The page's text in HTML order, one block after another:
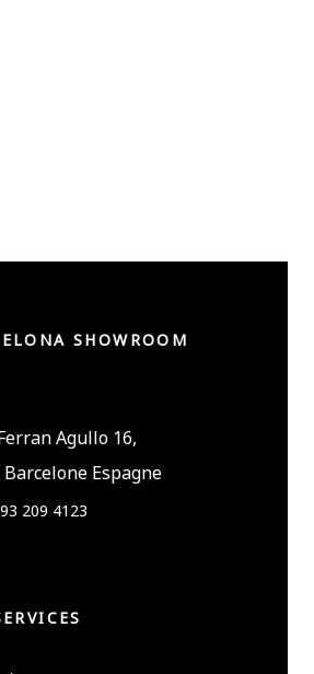
SHOWROOM
Agullo 16,
Barcelone Espagne
209 4123